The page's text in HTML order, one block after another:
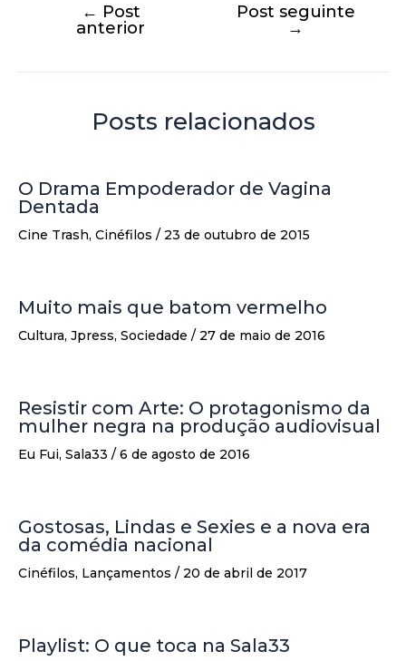
← Post
anterior
Post seguinte
→
Posts relacionados
O Drama Empoderador de Vagina
Dentada
Cine Trash, Cinéfilos / 23 de outubro de 2015
Muito mais que batom vermelho
Cultura, Jpress, Sociedade / 27 de maio de 2016
Resistir com Arte: O protagonismo da
mulher negra na produção audiovisual
Eu Fui, Sala33 / 6 de agosto de 2016
Gostosas, Lindas e Sexies e a nova era
da comédia nacional
Cinéfilos, Lançamentos / 20 de abril de 2017
Playlist: O que toca na Sala33